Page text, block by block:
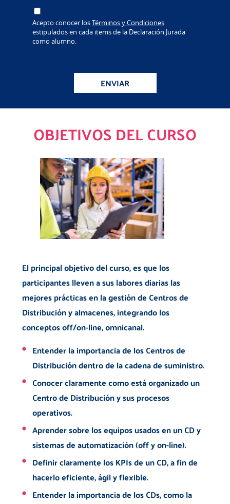
Acepto conocer losTérminos y Condiciones
estipulados en cada items de la Declaración Jurada
como alumno.
ENVIAR
OBJETIVOS DEL CURSO
El principal objetivo del curso, es que los
participantes lleven a sus labores diarias las
mejores prácticas en la gestión de Centros de
Distribución y almacenes, integrando los
conceptos off/on-line, omnicanal.
Entender la importancia de los Centros de
Distribución dentro de la cadena de suministro.
Conocer claramente como está organizado un
Centro de Distribución y sus procesos
operativos.
Aprender sobre los equipos usados en un CD y
sistemas de automatización (off y on-line).
Definir claramente los KPIs de un CD, a fin de
hacerlo eficiente, ágil y flexible.
Entender la importancia de los CDs, como la